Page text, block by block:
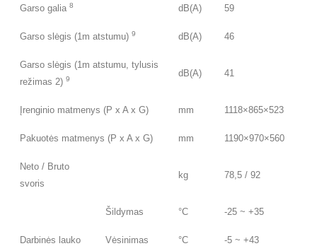
Garso galia 8 dB(A) 59
Garso slėgis (1m atstumu) 9 dB(A) 46
Garso slėgis (1m atstumu, tylusis
režimas 2) 9
dB(A) 41
Įrenginio matmenys (P x A x G) mm 1118×865×523
Pakuotės matmenys (P x A x G) mm 1190×970×560
Neto / Bruto
svoris
kg 78,5 / 92
Darbinės lauko
Šildymas °C -25 ~ +35
Vėsinimas °C -5 ~ +43